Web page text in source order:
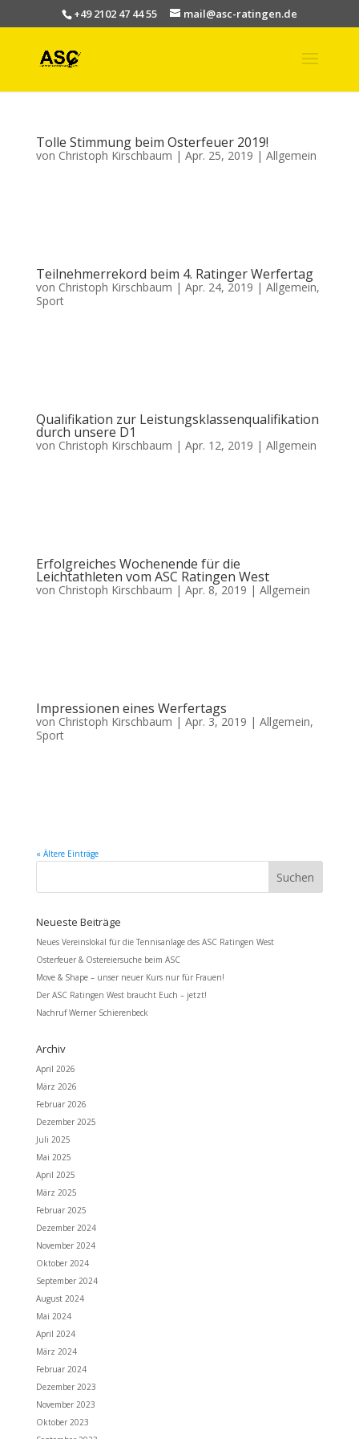
+49 2102 47 44 55 mail@asc-ratingen.de
Tolle Stimmung beim Osterfeuer 2019!
von Christoph Kirschbaum | Apr. 25, 2019 | Allgemein
Teilnehmerrekord beim 4. Ratinger Werfertag
von Christoph Kirschbaum | Apr. 24, 2019 | Allgemein,
Sport
Qualifikation zur Leistungsklassenqualifikation
durch unsere D1
von Christoph Kirschbaum | Apr. 12, 2019 | Allgemein
Erfolgreiches Wochenende für die
Leichtathleten vom ASC Ratingen West
von Christoph Kirschbaum | Apr. 8, 2019 | Allgemein
Impressionen eines Werfertags
von Christoph Kirschbaum | Apr. 3, 2019 | Allgemein,
Sport
« Ältere Einträge
Neueste Beiträge
Neues Vereinslokal für die Tennisanlage des ASC Ratingen West
Osterfeuer & Ostereiersuche beim ASC
Move & Shape – unser neuer Kurs nur für Frauen!
Der ASC Ratingen West braucht Euch – jetzt!
Nachruf Werner Schierenbeck
Archiv
April 2026
März 2026
Februar 2026
Dezember 2025
Juli 2025
Mai 2025
April 2025
März 2025
Februar 2025
Dezember 2024
November 2024
Oktober 2024
September 2024
August 2024
Mai 2024
April 2024
März 2024
Februar 2024
Dezember 2023
November 2023
Oktober 2023